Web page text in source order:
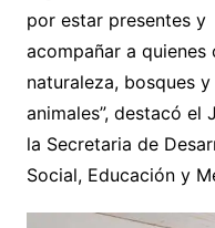
por estar presentes y
acompañar a
naturaleza, bosques y
animales”, destacó el
la Secretaria de
Social, Educación y